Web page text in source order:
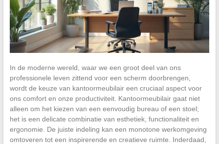
In de moderne wereld, waar we een groot deel van ons
professionele leven zittend voor een scherm doorbrengen,
wordt de keuze van kantoormeubilair een cruciaal aspect voor
ons comfort en onze productiviteit. Kantoormeubilair gaat niet
alleen om het kiezen van een eenvoudig bureau of een stoel;
het is een delicate combinatie van esthetiek, functionaliteit en
ergonomie. De juiste indeling kan een monotone werkomgeving
omtoveren tot een inspirerende en creatieve ruimte. Inderdaad,